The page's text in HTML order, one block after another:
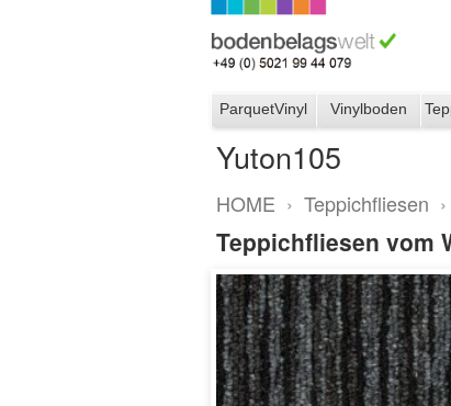
ParquetVinyl Vinylboden
Yuton105
HOME › Teppichfliesen ›
Teppichfliesen vom